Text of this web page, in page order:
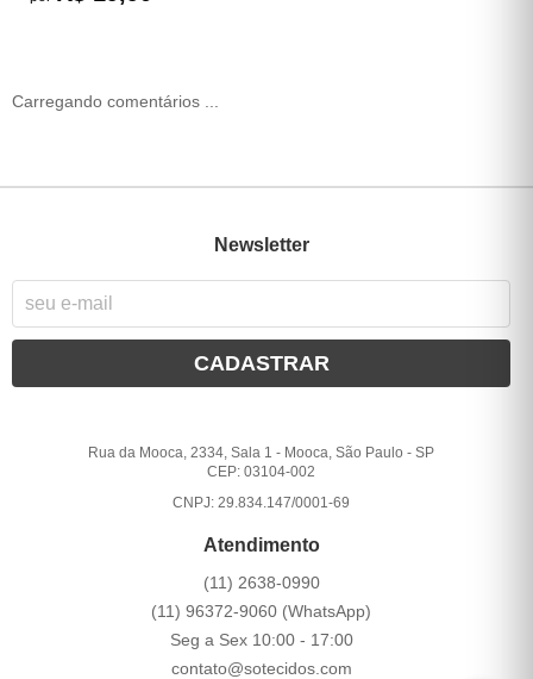
Carregando comentários ...
Newsletter
CADASTRAR
Rua da Mooca, 2334, Sala 1 - Mooca, São Paulo -SP
CEP: 03104-002
CNPJ: 29.834.147/0001-69
Atendimento
(11) 2638-0990
(11) 96372-9060 (WhatsApp)
Seg a Sex 10:00 - 17:00
contato@sotecidos.com